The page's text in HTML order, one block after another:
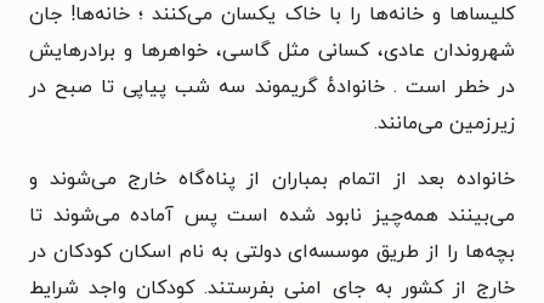
کلیساها و خانه‌ها را با خاک یکسان می‌کنند ؛ خانه‌ها! جان
شهروندان عادی، کسانی مثل گاسی، خواهرها و برادرهایش
در خطر است . خانوادهٔ گریموند سه شب پیاپی تا صبح در
زیرزمین می‌مانند.
خانواده بعد از اتمام بمباران از پناه‌گاه خارج می‌شوند و
می‌بینند همه‌چیز نابود شده است پس آماده می‌شوند تا
بچه‌ها را از طریق موسسه‌ای دولتی به نام اسکان کودکان در
خارج از کشور به جای امنی بفرستند. کودکان واجد شرایط